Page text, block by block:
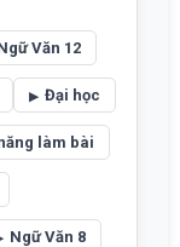
Văn 12
Đại học
làm bài
Ngữ Văn 8